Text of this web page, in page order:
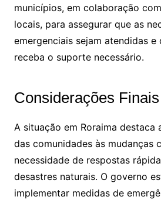
municípios, em colaboração
locais, para assegurar que as
emergenciais sejam atendidas e
receba o suporte necessário.
Considerações Finais
A situação em Roraima destaca
das comunidades às mudanças
necessidade de respostas
desastres naturais. O governo
implementar medidas de